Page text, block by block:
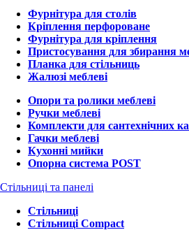
Фурнітура для столів
Кріплення перфороване
Фурнітура для кріплення
Пристосування для збирання
Планка для стільниць
Жалюзі меблеві
Опори та ролики меблеві
Ручки меблеві
Комплекти для сантехнічних
Гачки меблеві
Кухонні мийки
Опорна система POST
Стільниці та панелі
Стільниці
Стільниці Compact